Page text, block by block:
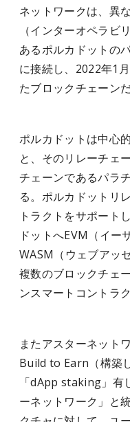
ネットワークは、異
（インターオペラビ
あるポルカドットの
に接続し、2022年1
たブロックチェーンだ
ポルカドットは中心
と、そのリレーチェ
チェーンであるパラ
る。ポルカドットリ
トラクトをサポート
ドットへEVM（イー
WASM（ウェブアッ
複数のブロックチェ
ンスマートコントラ
またアスターネット
Build to Earn（構築
「dApp staking」有
ーネットワーク」と